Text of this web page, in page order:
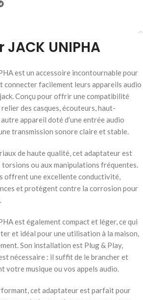
UNIPHA
est un accessoire incontournable pour
connecter facilement leurs appareils audio
Conçu pour offrir une compatibilité
des casques, écouteurs, haut-
appareil doté d’une entrée audio
transmission sonore claire et stable.
de haute qualité, cet adaptateur est
ou aux manipulations fréquentes.
offrent une excellente conductivité,
et protègent contre la corrosion pour
est également compact et léger, ce qui
et idéal pour une utilisation à la maison,
Son installation est Plug & Play,
nécessaire : il suffit de le brancher et
votre musique ou vos appels audio.
cet adaptateur est parfait pour